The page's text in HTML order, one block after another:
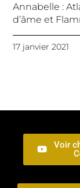
Annabelle :
d’âme et
17 janvier 2021
Voir